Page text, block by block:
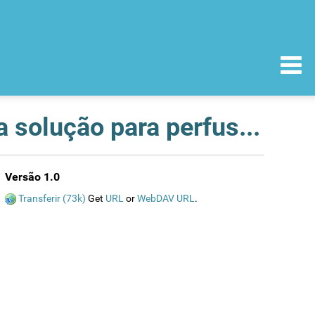
Herceptin (trastuzumab) pó para concentrado para solução para perfusão, 150 mg. Fissuras no vidro dos frascos para injectáveis - risco de não esterilidade - todos os lotes
Versão 1.0
Transferir (73k) Get URL orWebDAV URL .